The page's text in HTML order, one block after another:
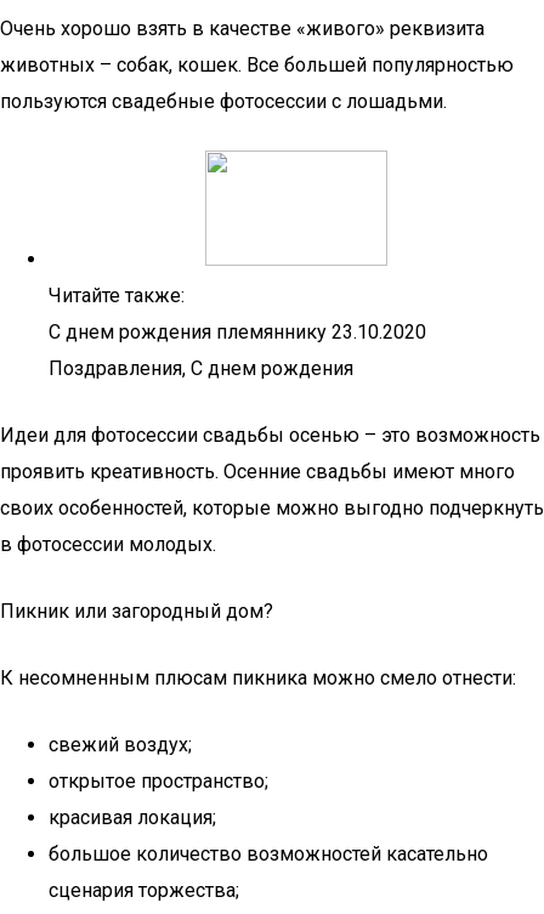
Очень хорошо взять в качестве «живого» реквизита
животных – собак, кошек. Все большей популярностью
пользуются свадебные фотосессии с лошадьми.
Читайте также:
С днем рождения племяннику 23.10.2020
Поздравления, С днем рождения
Идеи для фотосессии свадьбы осенью – это возможность
проявить креативность. Осенние свадьбы имеют много
своих особенностей, которые можно выгодно подчеркнуть
в фотосессии молодых.
Пикник или загородный дом?
К несомненным плюсам пикника можно смело отнести:
свежий воздух;
открытое пространство;
красивая локация;
большое количество возможностей касательно
сценария торжества;